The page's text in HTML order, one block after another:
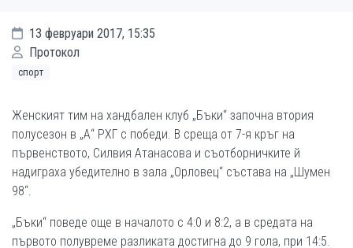
13 февруари 2017, 15:35
Протокол
спорт
Женският тим на хандбален клуб „Бъки“ започна втория
полусезон в „А“ РХГ с победи. В среща от 7-я кръг на
първенството, Силвия Атанасова и съотборничките й
надиграха убедително в зала „Орловец“ състава на „Шумен
98“.
„Бъки“ поведе още в началото с 4:0 и 8:2, а в средата на
първото полувреме разликата достигна до 9 гола, при 14:5.